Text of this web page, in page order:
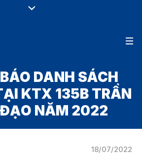
DANH SÁCH
KTX 135B TRẦN
NĂM 2022
18/07/2022